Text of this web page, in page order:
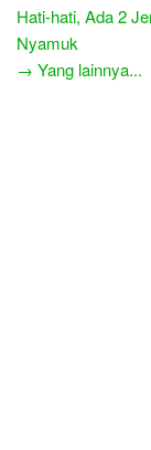
Hati-hati, Ada 2
Nyamuk
→ Yang lainnya...